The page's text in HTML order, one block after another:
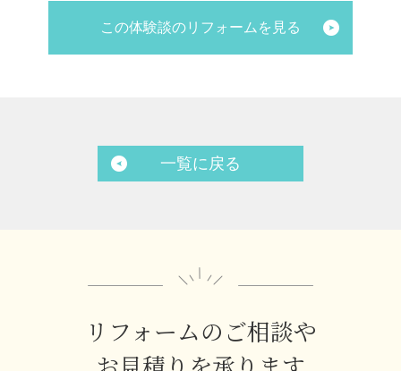
この体験談のリフォームを見る
一覧に戻る
リフォームのご相談や